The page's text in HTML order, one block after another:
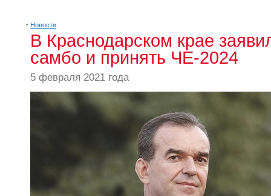
↑ Новости
В Краснодарском крае
самбо и принять ЧЕ-2024
5 февраля 2021 года